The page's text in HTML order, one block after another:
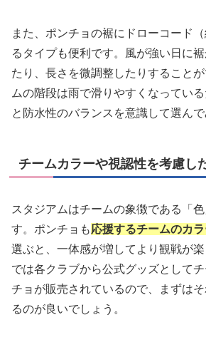
また、ポンチョの裾にドローコード
るタイプも便利です。風が強い日に
たり、長さを微調整したりすること
ムの階段は雨で滑りやすくなってい
と防水性のバランスを意識して選んで
チームカラーや視認性を考慮し
スタジアムはチームの象徴である「
す。ポンチョも応援するチームのカ
選ぶと、一体感が増してより観戦が
では各クラブから公式グッズとして
チョが販売されているので、まずは
るのが良いでしょう。